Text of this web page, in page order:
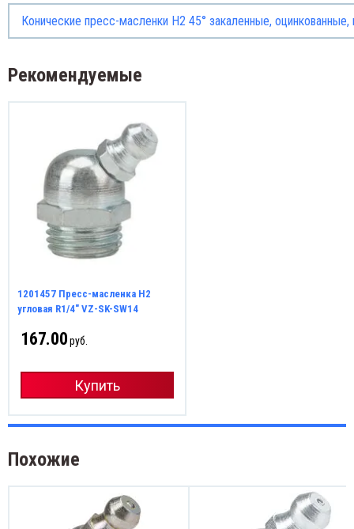
Конические пресс-масленки H2 45° закаленные,
Рекомендуемые
1201457 Пресс-масленка H2
угловая R1/4" VZ-SK-SW14
167.00руб.
Купить
Похожие